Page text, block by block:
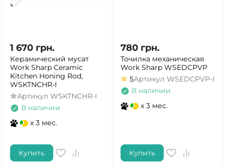
1 670 грн.
Керамический мусат
Work Sharp Ceramic
Kitchen Honing Rod,
WSKTNCHR-I
Артикул WSKTNCHR-I
В наличии
x 3 мес.
Купить
780 грн.
Точилка механическая
Work Sharp WSEDCPVP
5Артикул WSEDCPVP-I
В наличии
x 3 мес.
Купить